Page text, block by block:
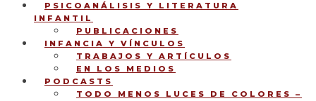
PSICOANÁLISIS Y LITERATURA
INFANTIL
PUBLICACIONES
INFANCIA Y VÍNCULOS
TRABAJOS Y ARTÍCULOS
EN LOS MEDIOS
PODCASTS
TODO MENOS LUCES DE COLORES –